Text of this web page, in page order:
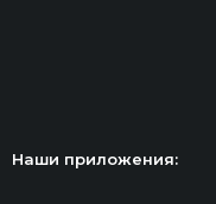
Наши приложения: